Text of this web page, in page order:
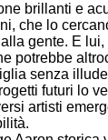
brillanti e
che lo
gente. E lui,
potrebbe
senza
futuri lo
artisti